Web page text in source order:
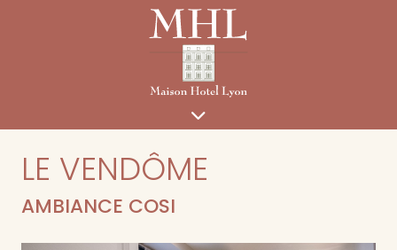
LE VENDÔME
AMBIANCE COSI